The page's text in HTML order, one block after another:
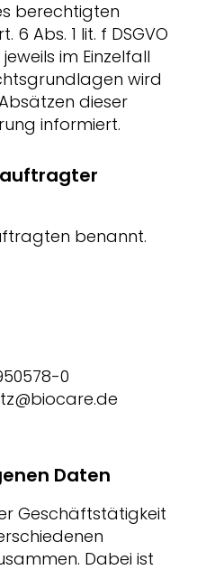
berechtigten
6 Abs. 1 lit. f DSGVO
im Einzelfall
wird
dieser
informiert.
benannt.
0
Daten
Geschäftstätigkeit
Dabei ist